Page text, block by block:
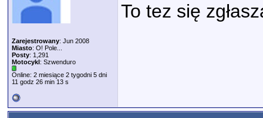
Zarejestrowany: Jun 2008
Miasto: O! Pole...
Posty: 1,291
Motocykl: Szwenduro
Online: 2 miesiące 2 tygodni 5 dni
11 godz 26 min 13 s
To tez się